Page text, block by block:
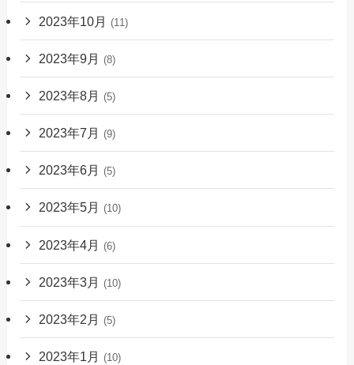
2023年10月 (11)
2023年9月 (8)
2023年8月 (5)
2023年7月 (9)
2023年6月 (5)
2023年5月 (10)
2023年4月 (6)
2023年3月 (10)
2023年2月 (5)
2023年1月 (10)